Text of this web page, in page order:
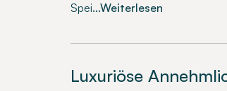
Spei...Weiterlesen
Luxuriöse